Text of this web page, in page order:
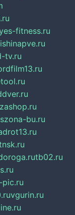
fitness.ru
tv.ru
bu.ru
tb02.ru
vgurin.ru